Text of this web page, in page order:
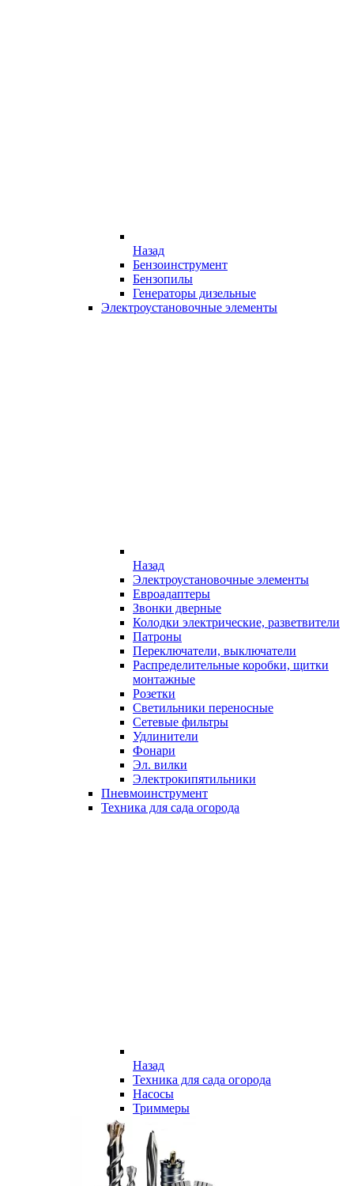
Назад
Бензоинструмент
Бензопилы
Генераторы дизельные
Электроустановочные элементы
Назад
Электроустановочные элементы
Евроадаптеры
Звонки дверные
Колодки электрические, разветвители
Патроны
Переключатели, выключатели
Распределительные коробки, щитки
монтажные
Розетки
Светильники переносные
Сетевые фильтры
Удлинители
Фонари
Эл. вилки
Электрокипятильники
Пневмоинструмент
Техника для сада огорода
Назад
Техника для сада огорода
Насосы
Триммеры